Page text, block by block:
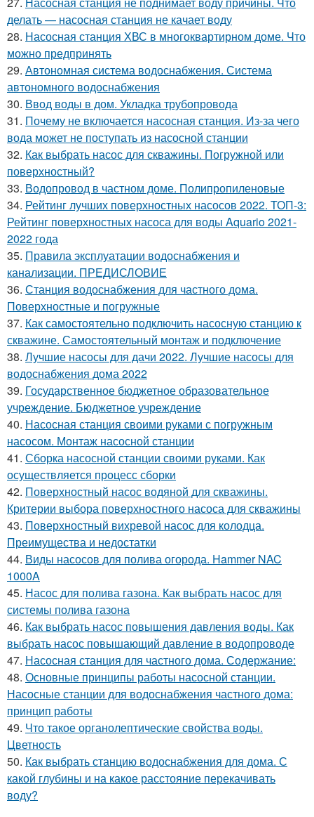
делать — насосная станция не качает воду
28. Насосная станция ХВС в многоквартирном доме. Что
можно предпринять
29. Автономная система водоснабжения. Система
автономного водоснабжения
30. Ввод воды в дом. Укладка трубопровода
31. Почему не включается насосная станция. Из-за чего
вода может не поступать из насосной станции
32. Как выбрать насос для скважины. Погружной или
поверхностный?
33. Водопровод в частном доме. Полипропиленовые
34. Рейтинг лучших поверхностных насосов 2022. ТОП-3:
Рейтинг поверхностных насоса для воды Aquario 2021-
2022 года
35. Правила эксплуатации водоснабжения и
канализации. ПРЕДИСЛОВИЕ
36. Станция водоснабжения для частного дома.
Поверхностные и погружные
37. Как самостоятельно подключить насосную станцию к
скважине. Самостоятельный монтаж и подключение
38. Лучшие насосы для дачи 2022. Лучшие насосы для
водоснабжения дома 2022
39. Государственное бюджетное образовательное
учреждение. Бюджетное учреждение
40. Насосная станция своими руками с погружным
насосом. Монтаж насосной станции
41. Сборка насосной станции своими руками. Как
осуществляется процесс сборки
42. Поверхностный насос водяной для скважины.
Критерии выбора поверхностного насоса для скважины
43. Поверхностный вихревой насос для колодца.
Преимущества и недостатки
44. Виды насосов для полива огорода. Hammer NAC
1000A
45. Насос для полива газона. Как выбрать насос для
системы полива газона
46. Как выбрать насос повышения давления воды. Как
выбрать насос повышающий давление в водопроводе
47. Насосная станция для частного дома. Содержание:
48. Основные принципы работы насосной станции.
Насосные станции для водоснабжения частного дома:
принцип работы
49. Что такое органолептические свойства воды.
Цветность
50. Как выбрать станцию водоснабжения для дома. С
какой глубины и на какое расстояние перекачивать
воду?